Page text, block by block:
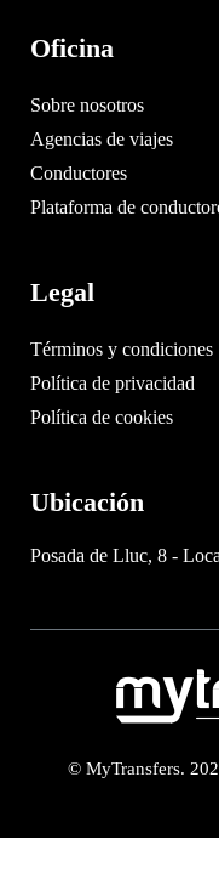
Oficina
Sobre nosotros
Agencias de viajes
Conductores
Plataforma de
Legal
Términos y condiciones
Política de privacidad
Política de cookies
Ubicación
Posada de Lluc, 8 -
© MyTransfers.